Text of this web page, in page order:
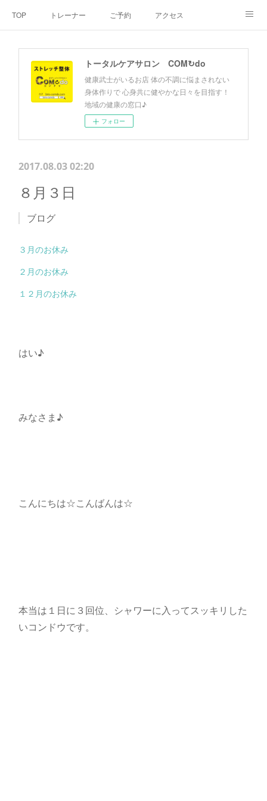
TOP トレーナー ご予約 アクセス
お客様の声
トータルケアサロン COM↻do
健康武士がいるお店 体の不調に悩まされない
身体作りで 心身共に健やかな日々を目指す！
地域の健康の窓口♪
フォロー
2017.08.03 02:20
８月３日
ブログ
３月のお休み
２月のお休み
１２月のお休み
はい♪
みなさま♪
こんにちは☆こんばんは☆
本当は１日に３回位、シャワーに入ってスッキリした
いコンドウです。